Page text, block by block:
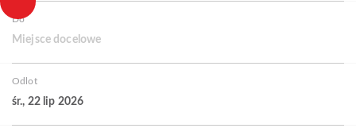
Do
Miejsce docelowe
Odlot
śr., 22 lip 2026